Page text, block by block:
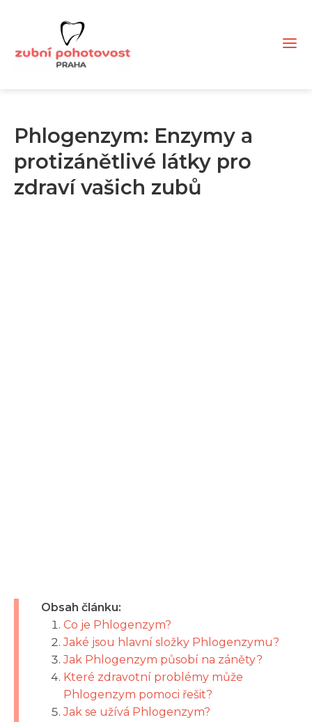
Phlogenzym: Enzymy a
protizánětlivé látky pro
zdraví vašich zubů
Obsah článku:
Co je Phlogenzym?
Jaké jsou hlavní složky Phlogenzymu?
Jak Phlogenzym působí na záněty?
Které zdravotní problémy může
Phlogenzym pomoci řešit?
Jak se užívá Phlogenzym?